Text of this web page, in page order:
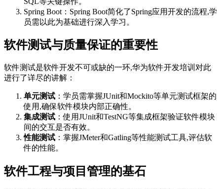
Spring Boot：Spring Boot简化了Spring应用开发的流程,学
员需以此为基础进行深入学习。
软件测试与质量保证的重要性
软件测试是软件开发不可或缺的一环,华为软件开发培训对此
进行了详尽的讲解：
单元测试 ：学员需掌握JUnit和Mockito等单元测试框架的
使用,确保软件模块内部正确性。
集成测试 ：使用JUnit和TestNG等集成框架验证软件模块
间的交互是否有效。
性能测试 ：掌握JMeter和Gatling等性能测试工具,评估软
件的性能。
软件工程与项目管理的基石